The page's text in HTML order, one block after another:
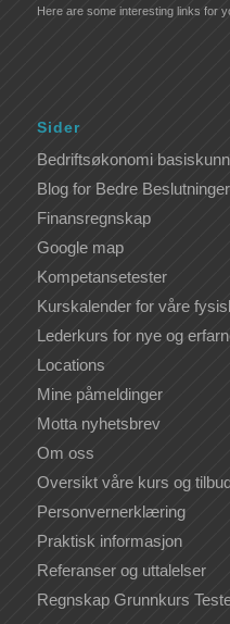
Here are some interesting links for
Sider
Bedriftsøkonomi
Blog for Bedre
Finansregnskap
Google map
Kompetansetester
Kurskalender for våre
Lederkurs for nye og
Locations
Mine påmeldinger
Motta nyhetsbrev
Om oss
Oversikt våre kurs og
Personvernerklæring
Praktisk informasjon
Referanser og uttalelser
Regnskap Grunnkurs